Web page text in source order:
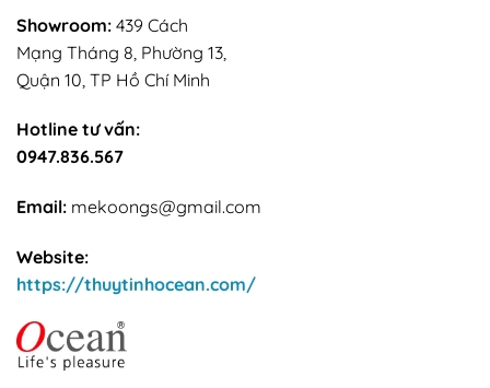
Showroom: 439 Cách
Mạng Tháng 8, Phường 13,
Quận 10, TP Hồ Chí Minh
Hotline tư vấn:
0947.836.567
Email: mekoongs@gmail.com
Website:
https://thuytinhocean.com/